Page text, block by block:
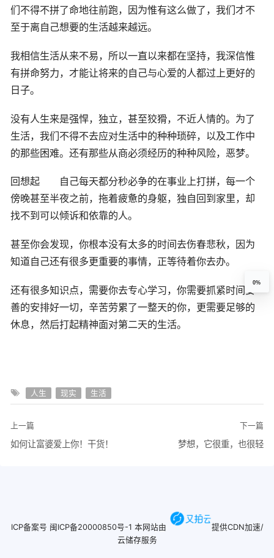
们不得不拼了命地往前跑，因为惟有这么做了，我们才不
至于离自己想要的生活越来越远。
我相信生活从来不易，所以一直以来都在坚持，我深信惟
有拼命努力，才能让将来的自己与心爱的人都过上更好的
日子。
没有人生来是强悍，独立，甚至狡猾，不近人情的。为了
生活，我们不得不去应对生活中的种种琐碎，以及工作中
的那些困难。还有那些从商必须经历的种种风险，恶梦。
回想起 自己每天都分秒必争的在事业上打拼，每一个
傍晚甚至半夜之前，拖着疲惫的身躯，独自回到家里，却
找不到可以倾诉和依靠的人。
甚至你会发现，你根本没有太多的时间去伤春悲秋，因为
知道自己还有很多更重要的事情，正等待着你去办。
还有很多知识点，需要你去专心学习，你需要抓紧时间妥
善的安排好一切，辛苦劳累了一整天的你，更需要足够的
休息，然后打起精神面对第二天的生活。
人生 现实 生活
上一篇
如何让富婆爱上你！干货！
下一篇
梦想，它很重，也很轻
0%
ICP备案号 闽ICP备20000850号-1 本网站由
提供CDN加速/
云储存服务